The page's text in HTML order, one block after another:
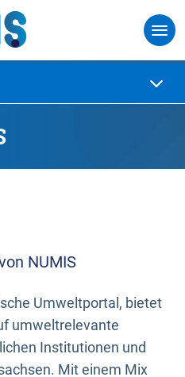
NUMIS
Umweltportal, bietet
umweltrelevante
Institutionen und
Mit einem Mix